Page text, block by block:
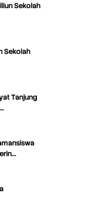
Sekolah
Sekolah
Tanjung